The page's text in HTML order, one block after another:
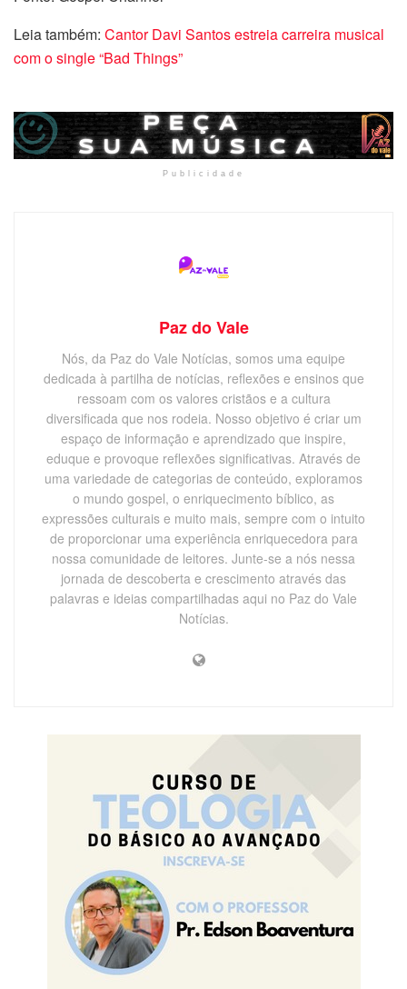
Leia também: Cantor Davi Santos estreia carreira musical
com o single “Bad Things”
Publicidade
Paz do Vale
Nós, da Paz do Vale Notícias, somos uma equipe
dedicada à partilha de notícias, reflexões e ensinos que
ressoam com os valores cristãos e a cultura
diversificada que nos rodeia. Nosso objetivo é criar um
espaço de informação e aprendizado que inspire,
eduque e provoque reflexões significativas. Através de
uma variedade de categorias de conteúdo, exploramos
o mundo gospel, o enriquecimento bíblico, as
expressões culturais e muito mais, sempre com o intuito
de proporcionar uma experiência enriquecedora para
nossa comunidade de leitores. Junte-se a nós nessa
jornada de descoberta e crescimento através das
palavras e ideias compartilhadas aqui no Paz do Vale
Notícias.